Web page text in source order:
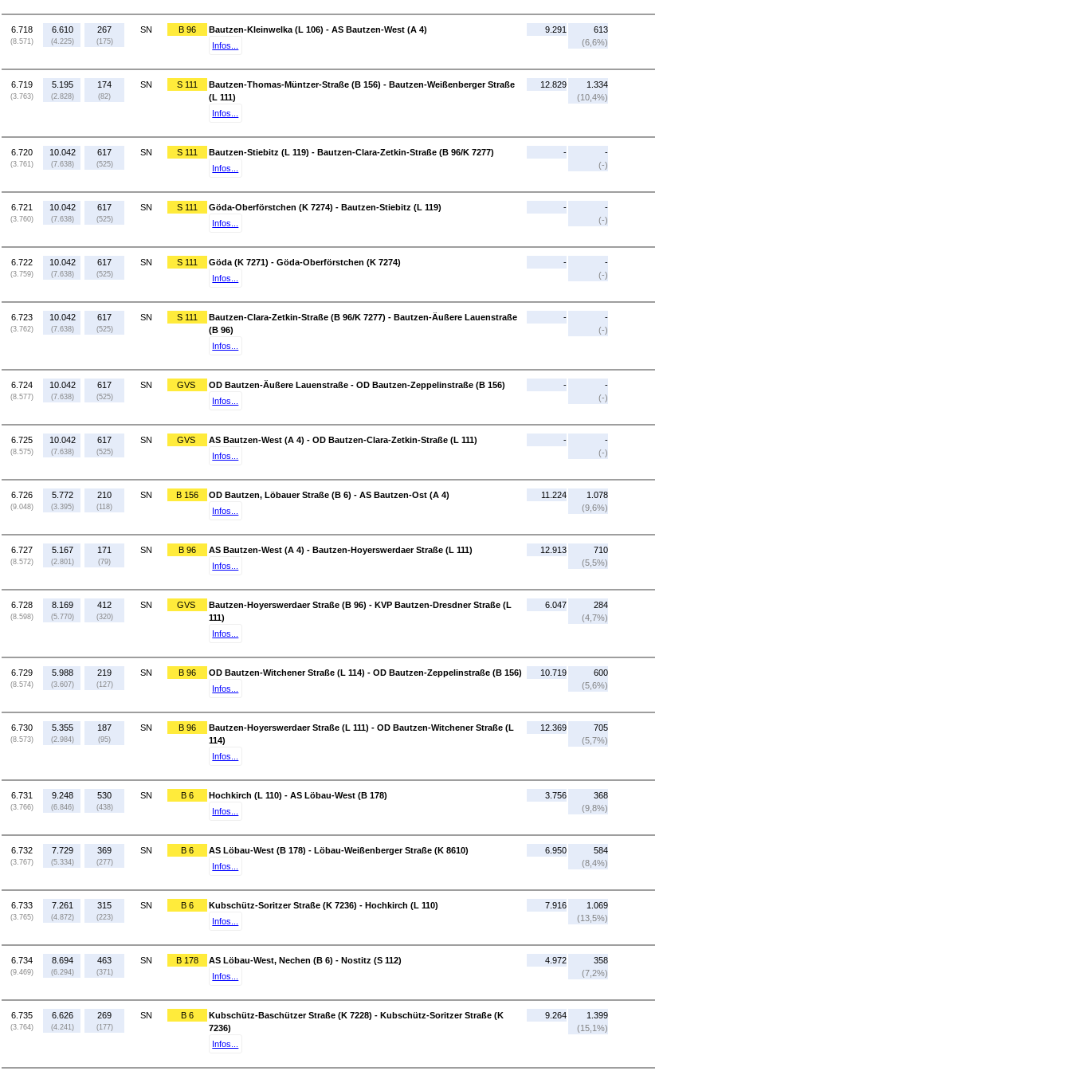
6.718
(8.571)
6.610
(4.225)
267
(175)
SN B 96
Bautzen-Kleinwelka (L 106) - AS Bautzen-West (A 4)
Infos...
9.291
613
(6,6%)
6.719
(3.763)
5.195
(2.828)
174
(82)
SN S 111
Bautzen-Thomas-Müntzer-Straße (B 156) - Bautzen-Weißenberger Straße
(L 111)
Infos...
12.829
1.334
(10,4%)
6.720
(3.761)
10.042
(7.638)
617
(525)
SN S 111
Bautzen-Stiebitz (L 119) - Bautzen-Clara-Zetkin-Straße (B 96/K 7277)
Infos...
-
-
(-)
6.721
(3.760)
10.042
(7.638)
617
(525)
SN S 111
Göda-Oberförstchen (K 7274) - Bautzen-Stiebitz (L 119)
Infos...
-
-
(-)
6.722
(3.759)
10.042
(7.638)
617
(525)
SN S 111
Göda (K 7271) - Göda-Oberförstchen (K 7274)
Infos...
-
-
(-)
6.723
(3.762)
10.042
(7.638)
617
(525)
SN S 111
Bautzen-Clara-Zetkin-Straße (B 96/K 7277) - Bautzen-Äußere Lauenstraße
(B 96)
Infos...
-
-
(-)
6.724
(8.577)
10.042
(7.638)
617
(525)
SN GVS
OD Bautzen-Äußere Lauenstraße - OD Bautzen-Zeppelinstraße (B 156)
Infos...
-
-
(-)
6.725
(8.575)
10.042
(7.638)
617
(525)
SN GVS
AS Bautzen-West (A 4) - OD Bautzen-Clara-Zetkin-Straße (L 111)
Infos...
-
-
(-)
6.726
(9.048)
5.772
(3.395)
210
(118)
SN B 156
OD Bautzen, Löbauer Straße (B 6) - AS Bautzen-Ost (A 4)
Infos...
11.224
1.078
(9,6%)
6.727
(8.572)
5.167
(2.801)
171
(79)
SN B 96
AS Bautzen-West (A 4) - Bautzen-Hoyerswerdaer Straße (L 111)
Infos...
12.913
710
(5,5%)
6.728
(8.598)
8.169
(5.770)
412
(320)
SN GVS
Bautzen-Hoyerswerdaer Straße (B 96) - KVP Bautzen-Dresdner Straße (L
111)
Infos...
6.047
284
(4,7%)
6.729
(8.574)
5.988
(3.607)
219
(127)
SN B 96
OD Bautzen-Witchener Straße (L 114) - OD Bautzen-Zeppelinstraße (B 156)
Infos...
10.719
600
(5,6%)
6.730
(8.573)
5.355
(2.984)
187
(95)
SN B 96
Bautzen-Hoyerswerdaer Straße (L 111) - OD Bautzen-Witchener Straße (L
114)
Infos...
12.369
705
(5,7%)
6.731
(3.766)
9.248
(6.846)
530
(438)
SN B 6
Hochkirch (L 110) - AS Löbau-West (B 178)
Infos...
3.756
368
(9,8%)
6.732
(3.767)
7.729
(5.334)
369
(277)
SN B 6
AS Löbau-West (B 178) - Löbau-Weißenberger Straße (K 8610)
Infos...
6.950
584
(8,4%)
6.733
(3.765)
7.261
(4.872)
315
(223)
SN B 6
Kubschütz-Soritzer Straße (K 7236) - Hochkirch (L 110)
Infos...
7.916
1.069
(13,5%)
6.734
(9.469)
8.694
(6.294)
463
(371)
SN B 178
AS Löbau-West, Nechen (B 6) - Nostitz (S 112)
Infos...
4.972
358
(7,2%)
6.735
(3.764)
6.626
(4.241)
269
(177)
SN B 6
Kubschütz-Baschützer Straße (K 7228) - Kubschütz-Soritzer Straße (K
7236)
Infos...
9.264
1.399
(15,1%)